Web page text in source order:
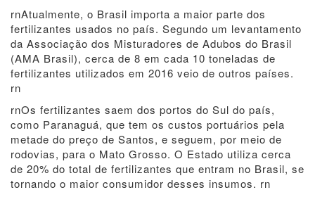
rnAtualmente, o Brasil importa a maior parte dos
fertilizantes usados no país. Segundo um levantamento
da Associação dos Misturadores de Adubos do Brasil
(AMA Brasil), cerca de 8 em cada 10 toneladas de
fertilizantes utilizados em 2016 veio de outros países.
rn
rnOs fertilizantes saem dos portos do Sul do país,
como Paranaguá, que tem os custos portuários pela
metade do preço de Santos, e seguem, por meio de
rodovias, para o Mato Grosso. O Estado utiliza cerca
de 20% do total de fertilizantes que entram no Brasil, se
tornando o maior consumidor desses insumos. rn